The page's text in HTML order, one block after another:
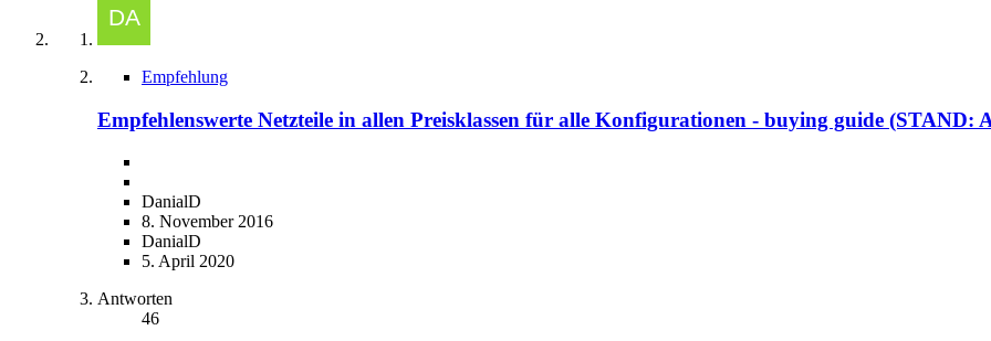
Empfehlung
Empfehlenswerte Netzteile in allen Preisklassen für alle Konfigurationen - buying guide (STAND:
DanialD
8. November 2016
DanialD
5. April 2020
Antworten
46